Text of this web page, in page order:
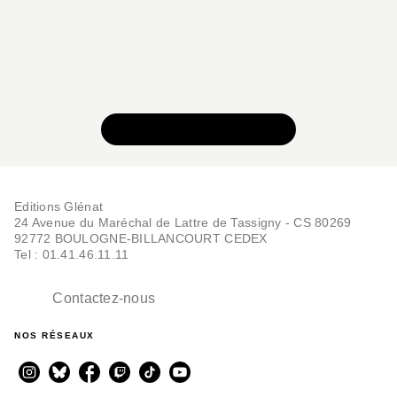
Editions Glénat
24 Avenue du Maréchal de Lattre de Tassigny - CS 80269
92772 BOULOGNE-BILLANCOURT CEDEX
Tel : 01.41.46.11.11
Contactez-nous
NOS RÉSEAUX